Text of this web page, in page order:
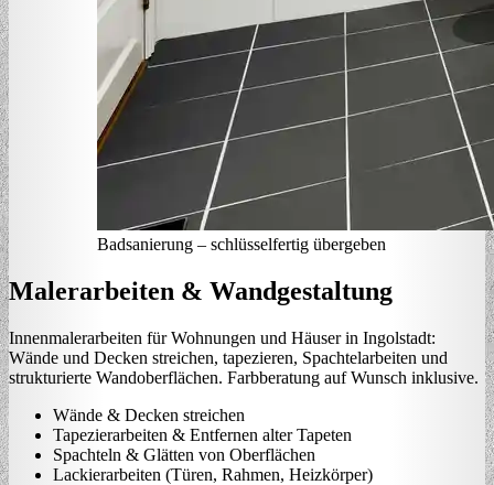
Badsanierung – schlüsselfertig übergeben
Malerarbeiten & Wandgestaltung
Innenmalerarbeiten für Wohnungen und Häuser in Ingolstadt:
Wände und Decken streichen, tapezieren, Spachtelarbeiten und
strukturierte Wandoberflächen. Farbberatung auf Wunsch inklusive.
Wände & Decken streichen
Tapezierarbeiten & Entfernen alter Tapeten
Spachteln & Glätten von Oberflächen
Lackierarbeiten (Türen, Rahmen, Heizkörper)